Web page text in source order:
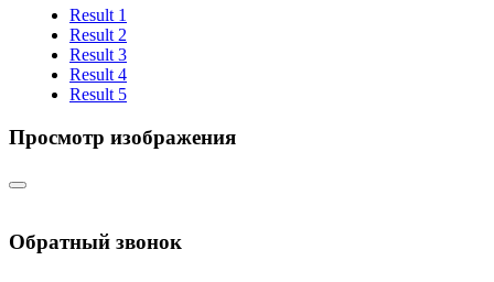
Result 1
Result 2
Result 3
Result 4
Result 5
Просмотр изображения
Обратный звонок